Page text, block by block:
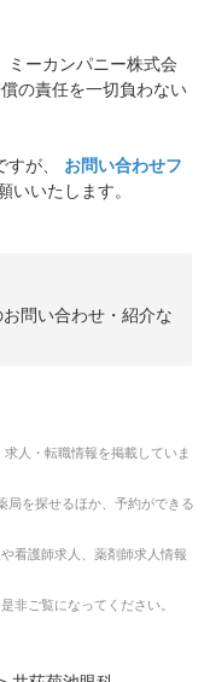
ミーカンパニー株式会
の責任を一切負わない
が、
お問い合わせフ
いいたします。
問い合わせ・紹介な
求人・転職情報を掲載していま
局を探せるほか、予約ができる
看護師求人、薬剤師求人情報
非ご覧になってください。